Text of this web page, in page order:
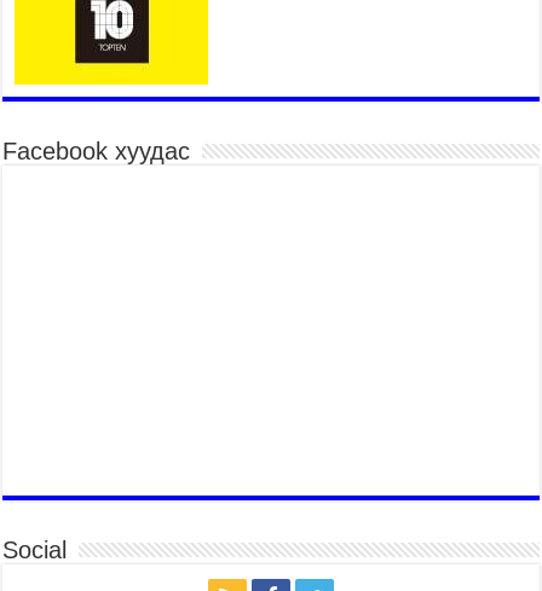
2026 оны 7 сар 15 / 10 цаг 52 минут
Үндэсний их баяр наадмын хүчит бөхийн
барилдаан эхэллээ
2026 оны 7 сар 15 / 10 цаг 46 минут
Үндэсний хувцасны өдрийг тохиолдуулан
“Дээлтэй монгол наадам” боллоо
Өв соёлоо тээж яваа уяачдын галаар УИХ-ын
Facebook хуудас
Social